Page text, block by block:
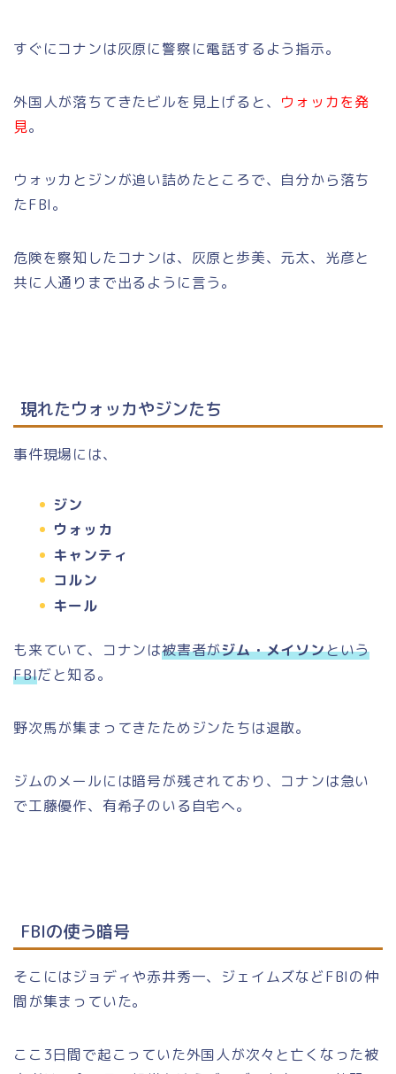
すぐにコナンは灰原に警察に電話するよう指示。
外国人が落ちてきたビルを見上げると、 ウォッカを発
見。
ウォッカとジンが追い詰めたところで、自分から落ち
たFBI。
危険を察知したコナンは、灰原と歩美、元太、光彦と
共に人通りまで出るように言う。
現れたウォッカやジンたち
事件現場には、
ジン
ウォッカ
キャンティ
コルン
キール
も来ていて、コナンは被害者がジム・メイソンという
FBIだと知る。
野次馬が集まってきたためジンたちは退散。
ジムのメールには暗号が残されており、コナンは急い
で工藤優作、有希子のいる自宅へ。
FBIの使う暗号
そこにはジョディや赤井秀一、ジェイムズなどFBIの仲
間が集まっていた。
ここ3日間で起こっていた外国人が次々と亡くなった被